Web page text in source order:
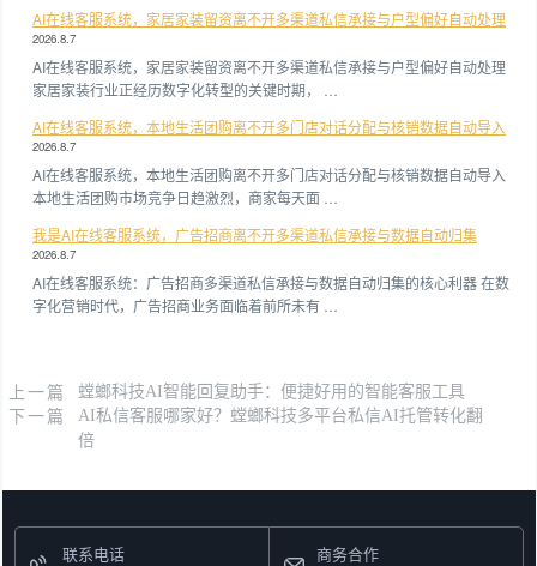
AI在线客服系统，家居家装留资离不开多渠道私信承接与户型偏好自动处理
2026.8.7
AI在线客服系统，家居家装留资离不开多渠道私信承接与户型偏好自动处理
家居家装行业正经历数字化转型的关键时期， …
AI在线客服系统，本地生活团购离不开多门店对话分配与核销数据自动导入
2026.8.7
AI在线客服系统，本地生活团购离不开多门店对话分配与核销数据自动导入
本地生活团购市场竞争日趋激烈，商家每天面 …
我是AI在线客服系统，广告招商离不开多渠道私信承接与数据自动归集
2026.8.7
AI在线客服系统：广告招商多渠道私信承接与数据自动归集的核心利器 在数
字化营销时代，广告招商业务面临着前所未有 …
上一篇 螳螂科技AI智能回复助手：便捷好用的智能客服工具
下一篇
AI私信客服哪家好？螳螂科技多平台私信AI托管转化翻
倍
联系电话 商务合作